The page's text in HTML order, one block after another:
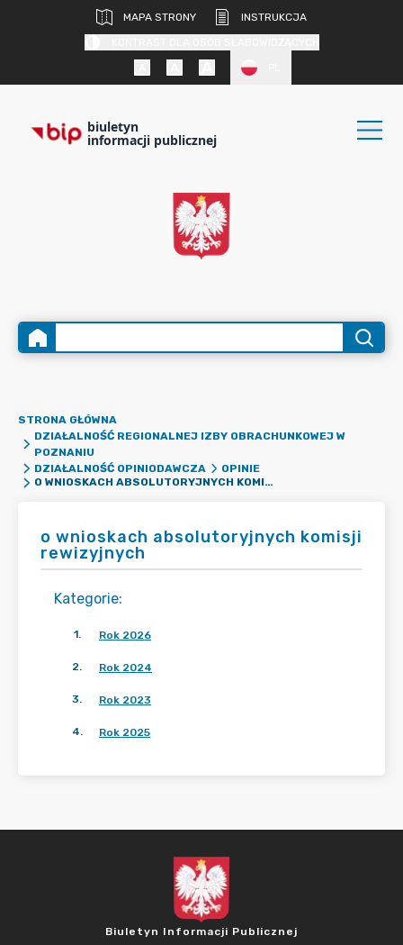
MAPA STRONY
INSTRUKCJA
biuletyn
informacji publicznej
STRONA GŁÓWNA
DZIAŁALNOŚĆ REGIONALNEJ IZBY OBRACHUNKOWEJ W
POZNANIU
DZIAŁALNOŚĆ OPINIODAWCZA
OPINIE
O WNIOSKACH ABSOLUTORYJNYCH KOMISJI REWIZYJNYCH
o wnioskach absolutoryjnych komisji
rewizyjnych
Kategorie:
1. Rok 2026
2. Rok 2024
3. Rok 2023
4. Rok 2025
Biuletyn Informacji Publicznej